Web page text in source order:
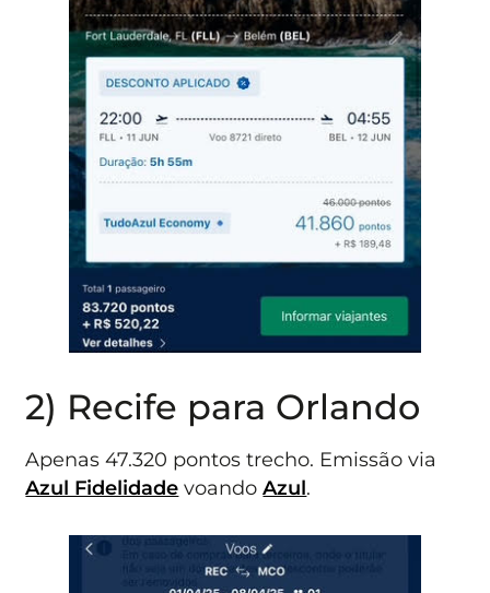
2) Recife para Orlando
Apenas 47.320 pontos trecho. Emissão via
Azul Fidelidade voandoAzul.